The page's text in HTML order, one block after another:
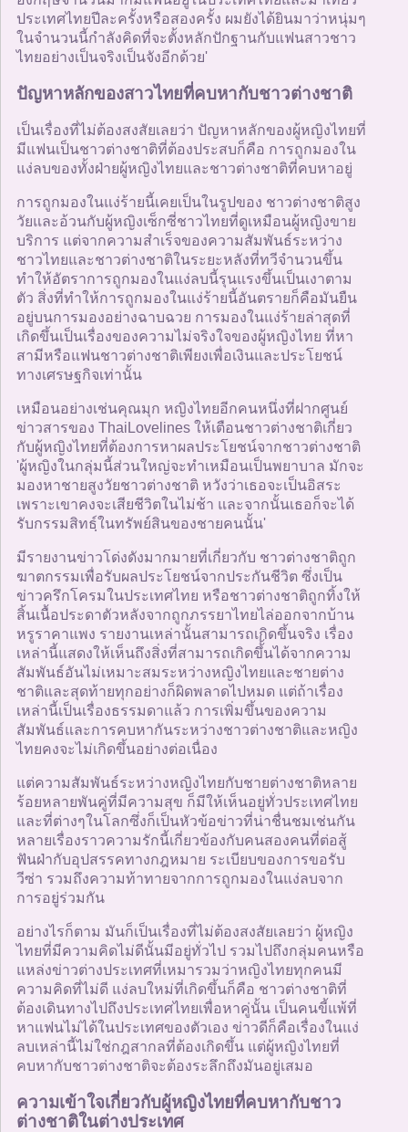
ประเทศไทยปีละครั้งหรือสองครั้ง ผมยังได้ยินมาว่าหนุ่มๆ
ในจำนวนนี้กำลังคิดที่จะตั้งหลักปักฐานกับแฟนสาวชาว
ไทยอย่างเป็นจริงเป็นจังอีกด้วย'
ปัญหาหลักของสาวไทยที่คบหากับชาวต่างชาติ
เป็นเรื่องที่ไม่ต้องสงสัยเลยว่า ปัญหาหลักของผู้หญิงไทยที่
มีแฟนเป็นชาวต่างชาติที่ต้องประสบก็คือ การถูกมองใน
แง่ลบของทั้งฝ่ายผู้หญิงไทยและชาวต่างชาติที่คบหาอยู่
การถูกมองในแง่ร้ายนี้เคยเป็นในรูปของ ชาวต่างชาติสูง
วัยและอ้วนกับผู้หญิงเซ็กซี่ชาวไทยที่ดูเหมือนผู้หญิงขาย
บริการ แต่จากความสำเร็จของความสัมพันธ์ระหว่าง
ชาวไทยและชาวต่างชาติในระยะหลังที่ทวีจำนวนขึ้น
ทำให้อัตราการถูกมองในแง่ลบนี้รุนแรงขึ้นเป็นเงาตาม
ตัว สิ่งที่ทำให้การถูกมองในแง่ร้ายนี้อันตรายก็คือมันยืน
อยู่บนการมองอย่างฉาบฉวย การมองในแง่ร้ายล่าสุดที่
เกิดขึ้นเป็นเรื่องของความไม่จริงใจของผู้หญิงไทย ที่หา
สามีหรือแฟนชาวต่างชาติเพียงเพื่อเงินและประโยชน์
ทางเศรษฐกิจเท่านั้น
เหมือนอย่างเช่นคุณมุก หญิงไทยอีกคนหนึ่งที่ฝากศูนย์
ข่าวสารของ ThaiLovelines ให้เตือนชาวต่างชาติเกี่ยว
กับผู้หญิงไทยที่ต้องการหาผลประโยชน์จากชาวต่างชาติ
'ผู้หญิงในกลุ่มนี้ส่วนใหญ่จะทำเหมือนเป็นพยาบาล มักจะ
มองหาชายสูงวัยชาวต่างชาติ หวังว่าเธอจะเป็นอิสระ
เพราะเขาคงจะเสียชีวิตในไม่ช้า และจากนั้นเธอก็จะได้
รับกรรมสิทธฺ์ในทรัพย์สินของชายคนนั้น'
มีรายงานข่าวโด่งดังมากมายที่เกี่ยวกับ ชาวต่างชาติถูก
ฆาตกรรมเพื่อรับผลประโยชน์จากประกันชีวิต ซึ่งเป็น
ข่าวครึกโครมในประเทศไทย หรือชาวต่างชาติถูกทิ้งให้
สิ้นเนื้อประดาตัวหลังจากถูกภรรยาไทยไล่ออกจากบ้าน
หรูราคาแพง รายงานเหล่านั้นสามารถเกิดขึ้นจริง เรื่อง
เหล่านี้แสดงให้เห็นถึงสิ่งที่สามารถเกิดขึ้้นได้จากความ
สัมพันธ์อันไม่เหมาะสมระหว่างหญิงไทยและชายต่าง
ชาติและสุดท้ายทุกอย่างก็ผิดพลาดไปหมด แต่ถ้าเรื่อง
เหล่านี้เป็นเรื่องธรรมดาแล้ว การเพิ่มขึ้นของความ
สัมพันธ์และการคบหากันระหว่างชาวต่างชาติและหญิง
ไทยคงจะไม่เกิดขึ้นอย่างต่อเนื่อง
แต่ความสัมพันธ์ระหว่างหญิงไทยกับชายต่างชาติหลาย
ร้อยหลายพันคู่ที่มีความสุข ก็มีให้เห็นอยู่ทั่วประเทศไทย
และที่ต่างๆในโลกซึ่งก็เป็นหัวข้อข่าวที่น่าชื่นชมเช่นกัน
หลายเรื่องราวความรักนี้เกี่ยวข้องกับคนสองคนที่ต่อสู้
ฟันฝ่ากับอุปสรรคทางกฎหมาย ระเบียบของการขอรับ
วีซ่า รวมถึงความท้าทายจากการถูกมองในแง่ลบจาก
การอยู่ร่วมกัน
อย่างไรก็ตาม มันก็เป็นเรื่องที่ไม่ต้องสงสัยเลยว่า ผู้หญิง
ไทยที่มีความคิดไม่ดีนั้นมีอยู่ทั่วไป รวมไปถึงกลุ่มคนหรือ
แหล่งข่าวต่างประเทศที่เหมารวมว่าหญิงไทยทุกคนมี
ความคิดที่ไม่ดี แง่ลบใหม่ที่เกิดขึ้นก็คือ ชาวต่างชาติที่
ต้องเดินทางไปถึงประเทศไทยเพื่อหาคู่นั้น เป็นคนขี้แพ้ที่
หาแฟนไม่ได้ในประเทศของตัวเอง ข่าวดีก็คือเรื่องในแง่
ลบเหล่านี้ไม่ใช่กฎสากลที่ต้องเกิดขึ้น แต่ผู้หญิงไทยที่
คบหากับชาวต่างชาติจะต้องระลึกถึงมันอยู่เสมอ
ความเข้าใจเกี่ยวกับผู้หญิงไทยที่คบหากับชาว
ต่างชาติในต่างประเทศ